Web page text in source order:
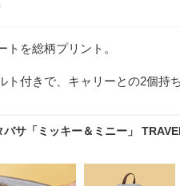
を総柄プリント。
付きで、キャリーとの2個持
バサ「ミッキー＆ミニー」